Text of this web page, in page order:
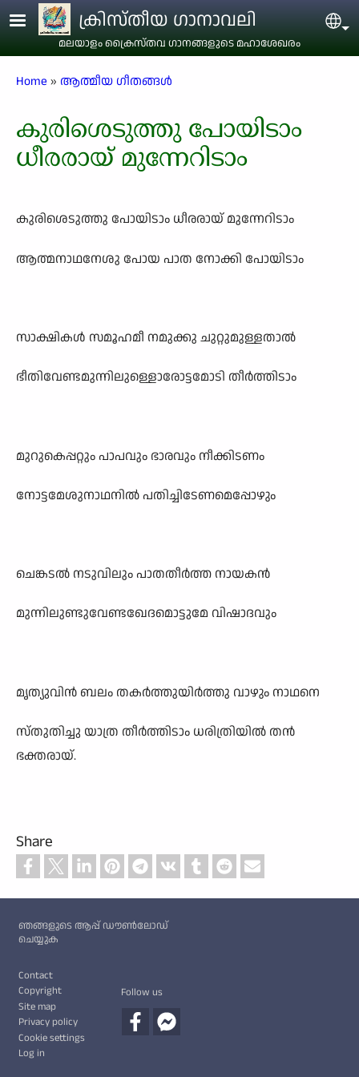
Skip to main contentക്രിസ്തീയ ഗാനാവലി
മലയാളം ക്രൈസ്തവ ഗാനങ്ങളുടെ മഹാശേഖരം
Breadcrumb
Home ആത്മീയ ഗീതങ്ങൾ
കുരിശെടുത്തു പോയിടാം
ധീരരായ് മുന്നേറിടാം
കുരിശെടുത്തു പോയിടാം ധീരരായ് മുന്നേറിടാം
ആത്മനാഥനേശു പോയ പാത നോക്കി പോയിടാം
സാക്ഷികൾ സമൂഹമീ നമുക്കു ചുറ്റുമുള്ളതാൽ
ഭീതിവേണ്ടമുന്നിലുള്ളൊരോട്ടമോടി തീർത്തിടാം
മുറുകെപ്പറ്റും പാപവും ഭാരവും നീക്കിടണം
നോട്ടമേശുനാഥനിൽ പതിച്ചിടേണമെപ്പോഴും
ചെങ്കടൽ നടുവിലും പാതതീർത്ത നായകൻ
മുന്നിലുണ്ടുവേണ്ടഖേദമൊട്ടുമേ വിഷാദവും
മൃത്യുവിൻ ബലം തകർത്തുയിർത്തു വാഴും നാഥനെ
സ്തുതിച്ചു യാത്ര തീർത്തിടാം ധരിത്രിയിൽ തൻ
ഭക്തരായ്.
Share
ഞങ്ങളുടെ ആപ്പ് ഡൗൺലോഡ്
ചെയ്യുക
Contact
Copyright
Site map
Privacy policy
Cookie settings
Log in
Follow us